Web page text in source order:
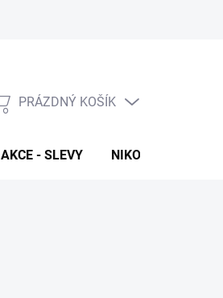
NÁKUPNÍ
PRÁZDNÝ KOŠÍK
AKCE - SLEVY NIKOTINOVÉ